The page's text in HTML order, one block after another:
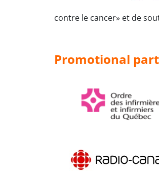
contre le cancer» et de
Promotional par